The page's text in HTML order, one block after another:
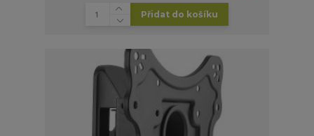
Přidat do košíku